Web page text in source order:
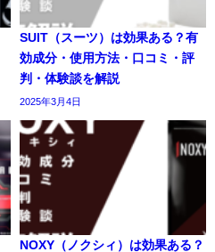
SUIT（スーツ）は効果ある？有
効成分・使用方法・口コミ・評
判・体験談を解説
2025年3月4日
NOXY（ノクシィ）は効果ある？